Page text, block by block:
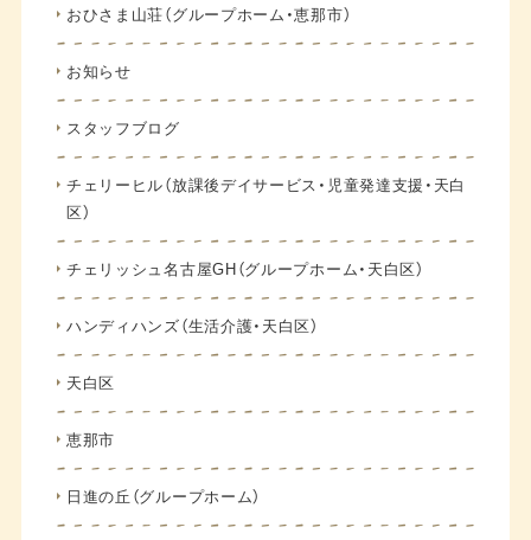
おひさま山荘（グループホーム・恵那市）
お知らせ
スタッフブログ
チェリーヒル（放課後デイサービス・児童発達支援・天白
区）
チェリッシュ名古屋GH（グループホーム・天白区）
ハンディハンズ（生活介護・天白区）
天白区
恵那市
日進の丘（グループホーム）